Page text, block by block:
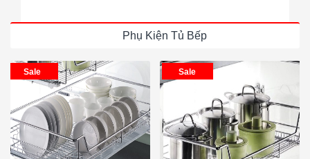
Phụ Kiện Tủ Bếp
Sale Sale